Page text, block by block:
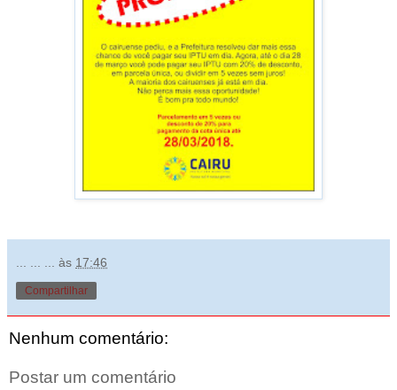
às 17:46
Compartilhar
Nenhum comentário:
Postar um comentário